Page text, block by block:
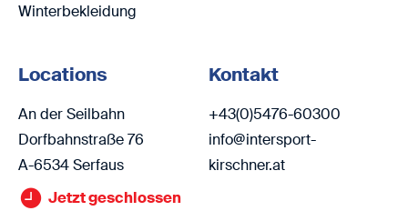
Winterbekleidung
Locations
An der Seilbahn
Dorfbahnstraße 76
A-6534 Serfaus
Jetzt geschlossen
Kontakt
+43(0)5476-60300
info@intersport-
kirschner.at